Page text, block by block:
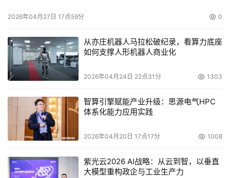
图 4-1 磁带库备份原理
硬件冗余技术充分应用到了磁带库中，包括冗余电源、
冗余风扇等，从去年开始，有些厂商为了获得更高的可靠性
而采用了冗余的机械手设计。
另外，多磁带机之间可以做冗余，RAIT(Redundant
Array of Inexpensive Tape) 是相对硬盘的RAID 而来，它
备份的性能，另一方面又可以提高磁带的容错性。
2026年04月27日 17点59分 0
从亦庄机器人马拉松破纪录，看算力底座
如何支撑人形机器人商业化
2026年04月24日 22点31分 1303
智算引擎赋能产业升级：思源电气HPC
体系化能力应用实践
2026年04月20日 17点17分 1008
紫光云2026 AI战略：从云到智，以垂直
大模型重构政企与工业生产力